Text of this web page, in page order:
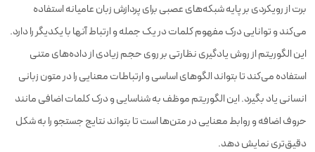
برت از رویکردی بر پایه شبکه‌های عصبی برای پردازش زبان عامیانه استفاده
می‌کند و توانایی درک مفهوم کلمات در یک جمله و ارتباط آنها با یکدیگر را دارد.
این الگوریتم از روش یادگیری نظارتی بر روی حجم زیادی از داده‌های متنی
استفاده می‌کند تا بتواند الگوهای اساسی و ارتباطات معنایی را در متون زبانی
انسانی یاد بگیرد. این الگوریتم موظف به شناسایی و درک کلمات اضافی مانند
حروف اضافه و روابط معنایی در متن‌ها است تا بتواند نتایج جستجو را به شکل
دقیق‌تری نمایش دهد.